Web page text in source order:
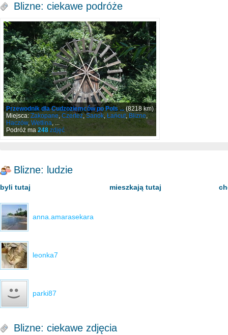
Blizne: ciekawe podróże
Przewodnik dla Cudzoziemców po Pols ...(8218 km)
Miejsca: Zakopane, Czerteż,Sanok, Łańcut, Blizne,
Haczów, Wetlina, ...
Podróż ma 248 zdjęć
Blizne: ludzie
byli tutaj
anna.amarasekara
leonka7
parki87
mieszkają tutaj
Blizne: ciekawe zdjęcia